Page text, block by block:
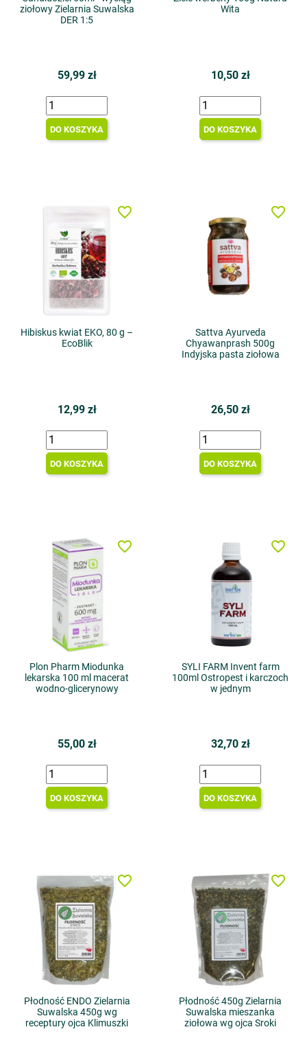
ziołowy Zielarnia Suwalska
DER 1:5
59,99 zł
DO KOSZYKA
Wita
10,50 zł
DO KOSZYKA
Hibiskus kwiat EKO, 80 g –
EcoBlik
12,99 zł
DO KOSZYKA
favorite_border
Sattva Ayurveda
Chyawanprash 500g
Indyjska pasta ziołowa
26,50 zł
DO KOSZYKA
favorite_border
Plon Pharm Miodunka
lekarska 100 ml macerat
wodno-glicerynowy
55,00 zł
DO KOSZYKA
favorite_border
SYLI FARM Invent farm
100ml Ostropest i karczoch
w jednym
32,70 zł
DO KOSZYKA
favorite_border
Płodność ENDO Zielarnia
Suwalska 450g wg
receptury ojca Klimuszki
favorite_border
Płodność 450g Zielarnia
Suwalska mieszanka
ziołowa wg ojca Sroki
favorite_border